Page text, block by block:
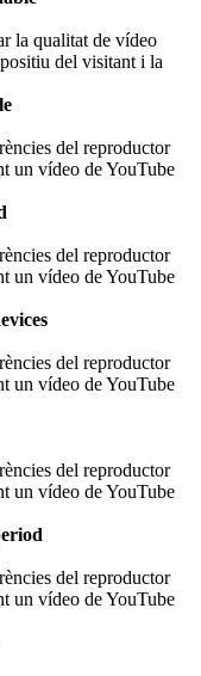
la qualitat de vídeo
del visitant i la
del reproductor
un vídeo de YouTube
del reproductor
un vídeo de YouTube
del reproductor
un vídeo de YouTube
del reproductor
un vídeo de YouTube
del reproductor
un vídeo de YouTube